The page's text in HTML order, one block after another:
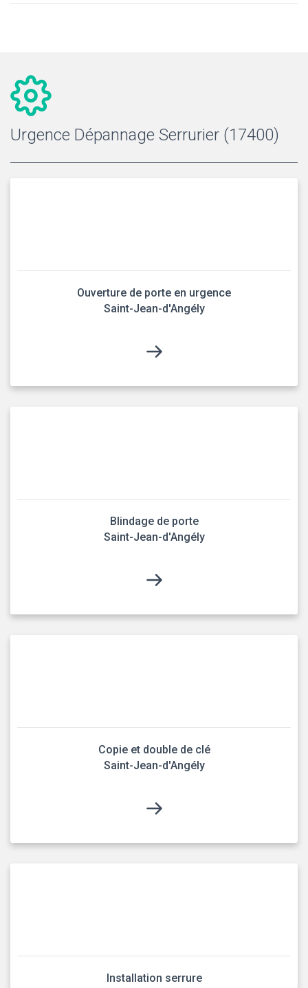
Urgence Dépannage Serrurier (17400)
Ouverture de porte en urgence
Saint-Jean-d'Angély
Blindage de porte
Saint-Jean-d'Angély
Copie et double de clé
Saint-Jean-d'Angély
Installation serrure